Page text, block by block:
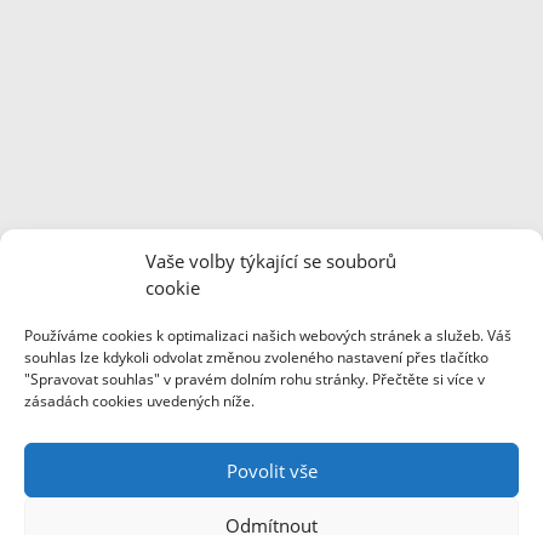
Vaše volby týkající se souborů
cookie
Používáme cookies k optimalizaci našich webových stránek a služeb. Váš
souhlas lze kdykoli odvolat změnou zvoleného nastavení přes tlačítko
"Spravovat souhlas" v pravém dolním rohu stránky. Přečtěte si více v
zásadách cookies uvedených níže.
Povolit vše
Odmítnout
Regionální dobrovolnické centrum je finančně podpořeno
Ministerstvem vnitra ČR z dotačního Programu podpory a
fungování Regionálních dobrovolnických center a Pardubickým
Foxconn Česká republika.